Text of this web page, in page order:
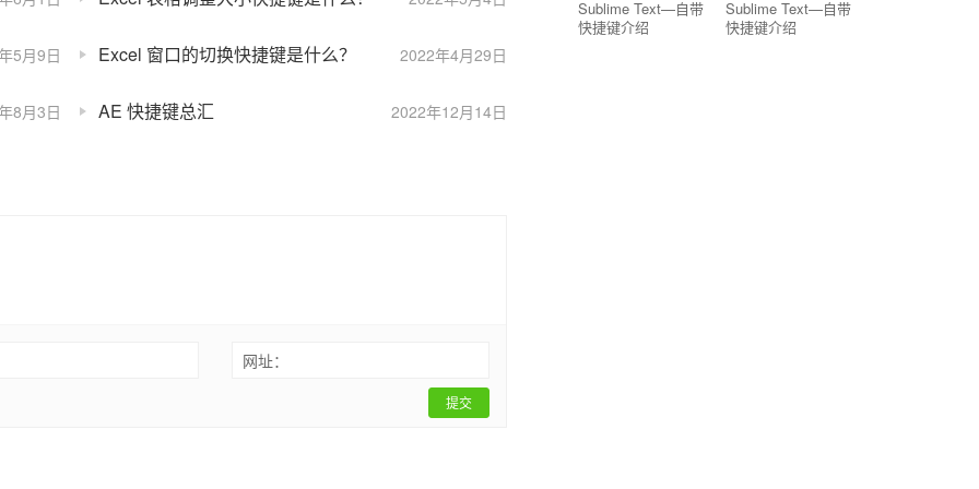
5月9日 2022年4月29日
Excel 窗口的切换快捷键是什么？
8月3日 2022年12月14日
AE 快捷键总汇
网址：
提交
Sublime Text—自带
快捷键介绍
Sublime Text—自带
快捷键介绍